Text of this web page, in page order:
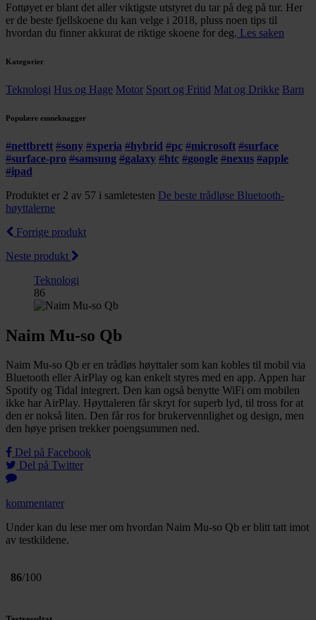
Fottøyet er blant det aller viktigste utstyret du tar på deg på tur. Her
er de beste fjellskoene du kan velge i 2018, pluss noen tips til
hvordan du finner akkurat de riktige skoene for deg. Les saken
Kategorier
Teknologi Hus og Hage Motor Sport og Fritid Mat og Drikke Barn
Populære emneknagger
#nettbrett #sony #xperia #hybrid #pc #microsoft #surface
#surface-pro #samsung #galaxy #htc #google #nexus #apple
#ipad
Produktet er 2 av 57 i samletesten De beste trådløse Bluetooth-
høyttalerne
Forrige produkt
Neste produkt
Teknologi
86
Naim Mu-so Qb
Naim Mu-so Qb er en trådløs høyttaler som kan kobles til mobil via
Bluetooth eller AirPlay og kan enkelt styres med en app. Appen har
Spotify og Tidal integrert. Den kan også benytte WiFi om mobilen
ikke har AirPlay. Høyttaleren får skryt for superb lyd, til tross for at
den er nokså liten. Den får ros for brukervennlighet og design, men
den høye prisen trekker poengsummen ned.
Del på Facebook
Del på Twitter
kommentarer
Under kan du lese mer om hvordan Naim Mu-so Qb er blitt tatt imot
av testkildene.
86/100